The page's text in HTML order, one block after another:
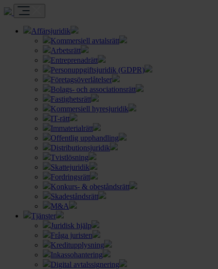
Affärsjuridik
Kommersiell avtalsrätt
Arbetsrätt
Entreprenadrätt
Personuppgiftsjuridik (GDPR)
Företagsöverlåtelser
Bolags- och associationsrätt
Fastighetsrätt
Kommersiell hyresjuridik
IT-rätt
Immaterialrätt
Offentlig upphandling
Distributionsjuridik
Tvistlösning
Skattejuridik
Fordringsrätt
Konkurs- & obeståndsrätt
Skadeståndsrätt
M&A
Tjänster
Juridisk hjälp
Fråga juristen
Kreditupplysning
Inkassohantering
Digital avtalssignering